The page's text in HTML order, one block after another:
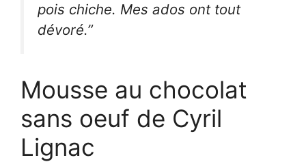
pois chiche. Mes ados ont tout
dévoré.”
Mousse au chocolat
sans oeuf de Cyril
Lignac